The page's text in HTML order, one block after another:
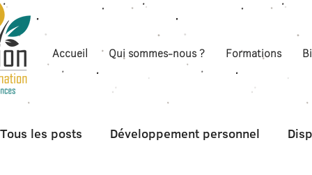
Accueil Qui sommes-nous ? Formations
Tous les posts Développement personnel